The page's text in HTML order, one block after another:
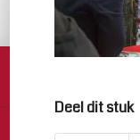
Deel dit stuk